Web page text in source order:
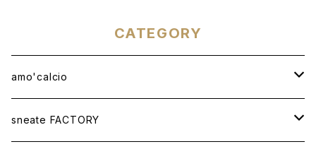
CATEGORY
amo'calcio
APPAREL
sneate FACTORY